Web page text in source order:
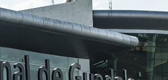
en caso Eli Castro
tala